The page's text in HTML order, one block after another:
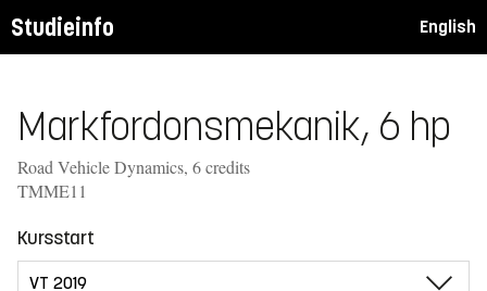
Studieinfo English
Markfordonsmekanik, 6 hp
Road Vehicle Dynamics, 6 credits
TMME11
Kursstart